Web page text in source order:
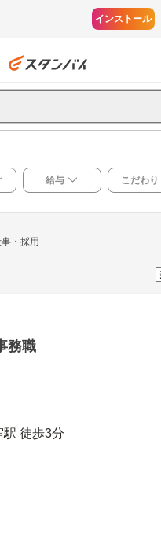
インストール
給与 こだわり
・採用
務職
駅 徒歩3分